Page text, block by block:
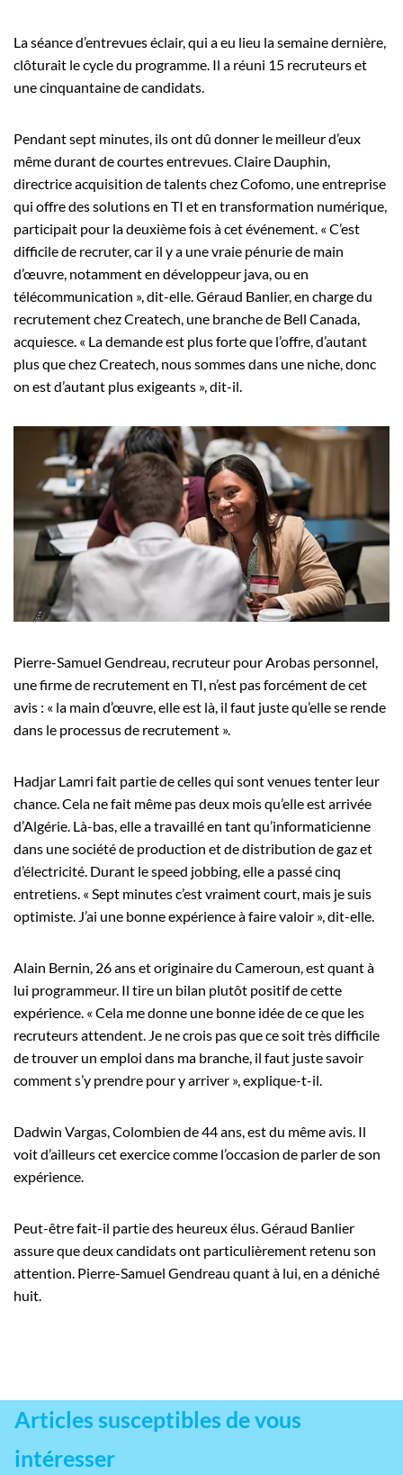
La séance d’entrevues éclair, qui a eu lieu la semaine dernière,
clôturait le cycle du programme. Il a réuni 15 recruteurs et
une cinquantaine de candidats.
Pendant sept minutes, ils ont dû donner le meilleur d’eux
même durant de courtes entrevues. Claire Dauphin,
directrice acquisition de talents chez Cofomo, une entreprise
qui offre des solutions en TI et en transformation numérique,
participait pour la deuxième fois à cet événement. « C’est
difficile de recruter, car il y a une vraie pénurie de main
d’œuvre, notamment en développeur java, ou en
télécommunication », dit-elle. Géraud Banlier, en charge du
recrutement chez Createch, une branche de Bell Canada,
acquiesce. « La demande est plus forte que l’offre, d’autant
plus que chez Createch, nous sommes dans une niche, donc
on est d’autant plus exigeants », dit-il.
Pierre-Samuel Gendreau, recruteur pour Arobas personnel,
une firme de recrutement en TI, n’est pas forcément de cet
avis : « la main d’œuvre, elle est là, il faut juste qu’elle se rende
dans le processus de recrutement ».
Hadjar Lamri fait partie de celles qui sont venues tenter leur
chance. Cela ne fait même pas deux mois qu’elle est arrivée
d’Algérie. Là-bas, elle a travaillé en tant qu’informaticienne
dans une société de production et de distribution de gaz et
d’électricité. Durant le speed jobbing, elle a passé cinq
entretiens. « Sept minutes c’est vraiment court, mais je suis
optimiste. J’ai une bonne expérience à faire valoir », dit-elle.
Alain Bernin, 26 ans et originaire du Cameroun, est quant à
lui programmeur. Il tire un bilan plutôt positif de cette
expérience. « Cela me donne une bonne idée de ce que les
recruteurs attendent. Je ne crois pas que ce soit très difficile
de trouver un emploi dans ma branche, il faut juste savoir
comment s’y prendre pour y arriver », explique-t-il.
Dadwin Vargas, Colombien de 44 ans, est du même avis. Il
voit d’ailleurs cet exercice comme l’occasion de parler de son
expérience.
Peut-être fait-il partie des heureux élus. Géraud Banlier
assure que deux candidats ont particulièrement retenu son
attention. Pierre-Samuel Gendreau quant à lui, en a déniché
huit.
Articles susceptibles de vous
intéresser